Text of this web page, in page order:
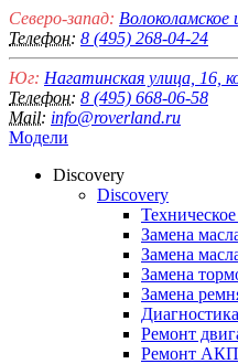
Северо-запад:
Телефон: 8 (495) 268-04-24
Юг: Нагатинская улица, 16,
Телефон: 8 (495) 668-06-58
Mail: info@roverland.ru
Модели
Discovery
Discovery
Замена
Замена
Замена
Замена
Диагностика
Ремонт
Ремонт